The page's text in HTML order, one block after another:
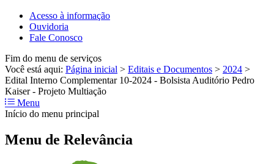
Acesso à informação
Ouvidoria
Fale Conosco
Fim do menu de serviços
Você está aqui: Página inicial > Editais e Documentos > 2024 >
Edital Interno Complementar 10-2024 - Bolsista Auditório Pedro
Kaiser - Projeto Multiação
Menu
Início do menu principal
Menu de Relevância